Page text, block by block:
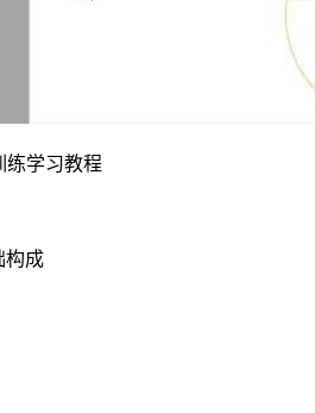
练学习教程
构成